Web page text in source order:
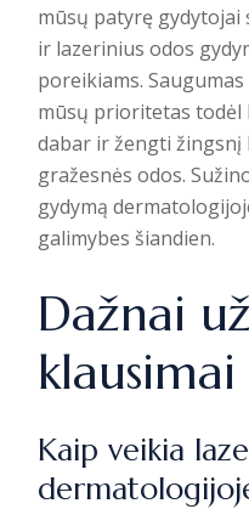
mūsų patyrę gydytojai
ir lazerinius odos
poreikiams.
mūsų prioritetas
dabar ir žengti žingsnį
gražesnės odos.
gydymą
galimybes šiandien.
Dažnai
klausimai
Kaip veikia